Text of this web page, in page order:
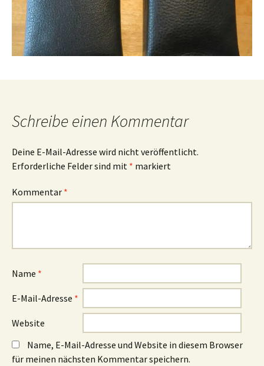
Schreibe einen Kommentar
Deine E-Mail-Adresse wird nicht veröffentlicht.
Erforderliche Felder sind mit * markiert
Kommentar *
Name *
E-Mail-Adresse *
Website
Name, E-Mail-Adresse und Website in diesem Browser
für meinen nächsten Kommentar speichern.